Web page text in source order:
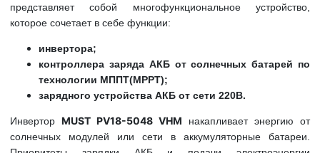
представляет собой многофункциональное устройство,
которое сочетает в себе функции:
инвертора;
контроллера заряда АКБ от солнечных батарей по
технологии МППТ(МРРТ);
зарядного устройства АКБ от сети 220В.
Инвертор MUST PV18-5048 VHM накапливает энергию от
солнечных модулей или сети в аккумуляторные батареи.